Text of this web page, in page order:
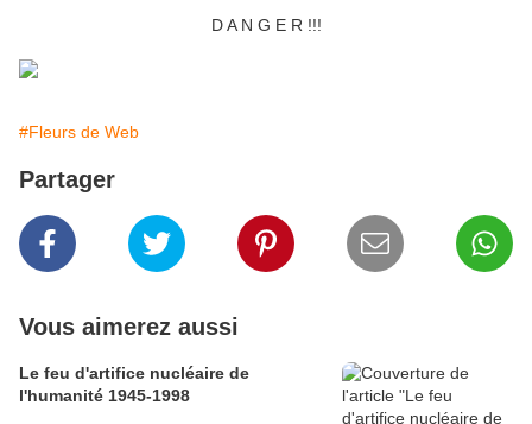
D A N G E R !!!
#Fleurs de Web
Partager
Vous aimerez aussi
Le feu d'artifice nucléaire de
l'humanité 1945-1998